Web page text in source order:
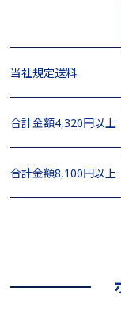
当社規定送料
合計金額4,320円以上
合計金額8,100円以上